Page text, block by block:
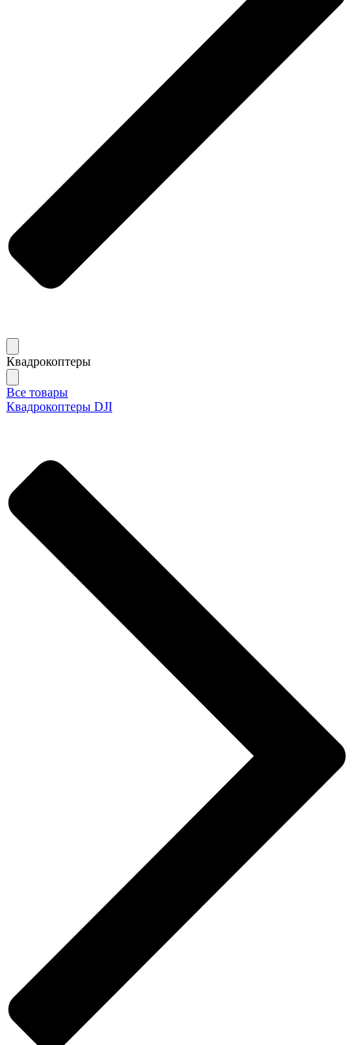
Квадрокоптеры
Все товары
Квадрокоптеры DJI